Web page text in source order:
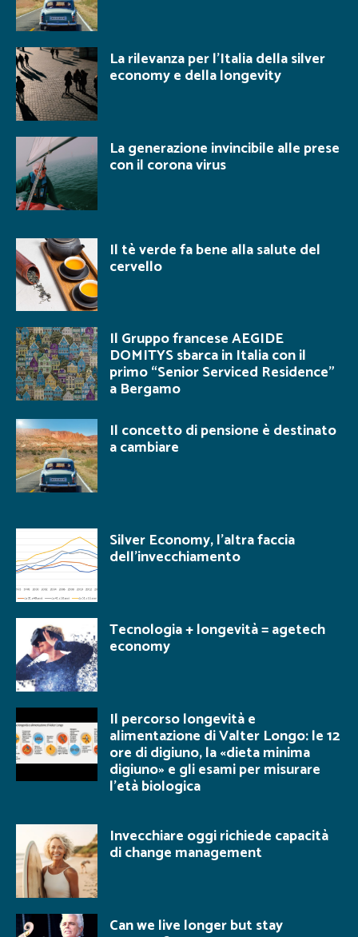
La rilevanza per l’Italia della silver
economy e della longevity
La generazione invincibile alle prese
con il corona virus
Il tè verde fa bene alla salute del
cervello
Il Gruppo francese AEGIDE
DOMITYS sbarca in Italia con il
primo “Senior Serviced Residence”
a Bergamo
Il concetto di pensione è destinato
a cambiare
Silver Economy, l’altra faccia
dell’invecchiamento
Tecnologia + longevità = agetech
economy
Il percorso longevità e
alimentazione di Valter Longo: le 12
ore di digiuno, la «dieta minima
digiuno» e gli esami per misurare
l’età biologica
Invecchiare oggi richiede capacità
di change management
Can we live longer but stay